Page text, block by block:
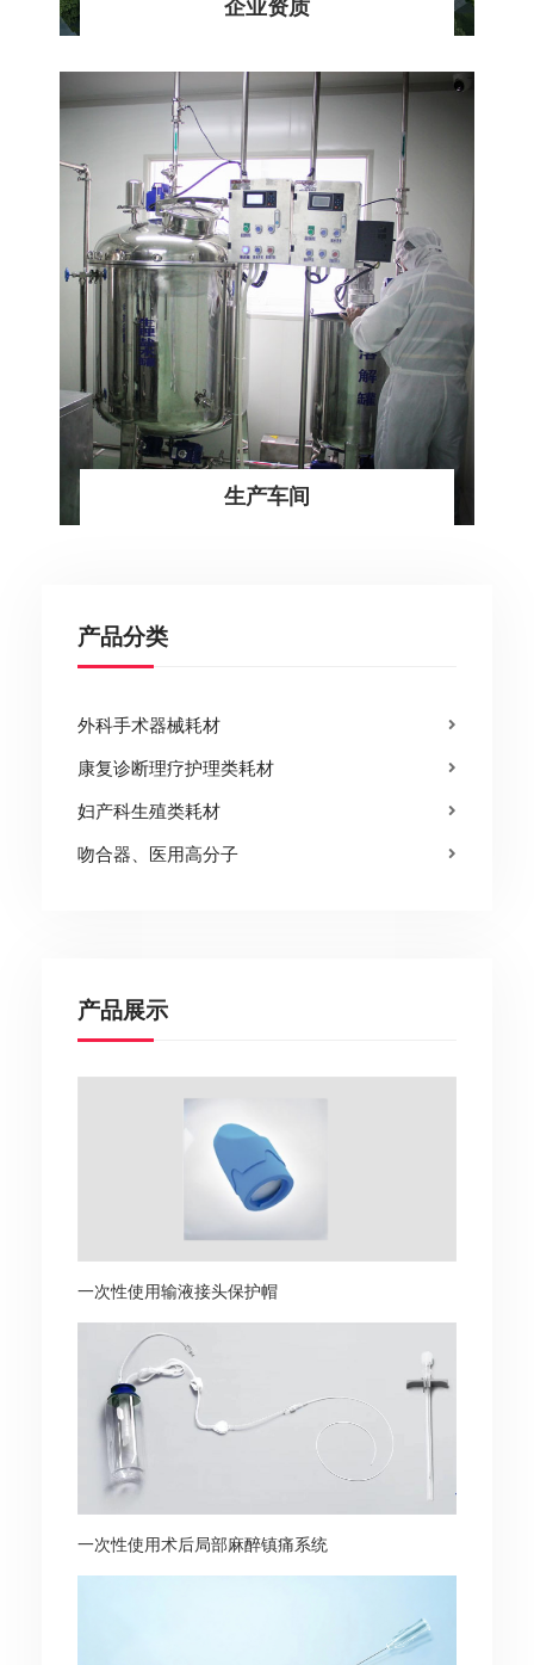
企业资质
生产车间
产品分类
外科手术器械耗材
康复诊断理疗护理类耗材
妇产科生殖类耗材
吻合器、医用高分子
产品展示
一次性使用输液接头保护帽
一次性使用术后局部麻醉镇痛系统